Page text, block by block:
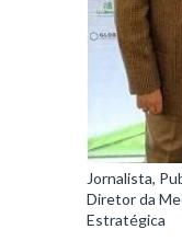
Jornalista,
Diretor da
Estratégica